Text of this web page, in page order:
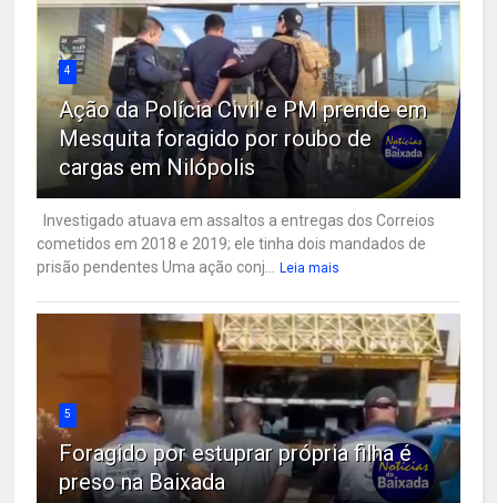
4
Ação da Polícia Civil e PM prende em
Mesquita foragido por roubo de
cargas em Nilópolis
Investigado atuava em assaltos a entregas dos Correios
cometidos em 2018 e 2019; ele tinha dois mandados de
prisão pendentes Uma ação conj...
Leia mais
5
Foragido por estuprar própria filha é
preso na Baixada